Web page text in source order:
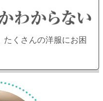
たくさんの洋服にお困